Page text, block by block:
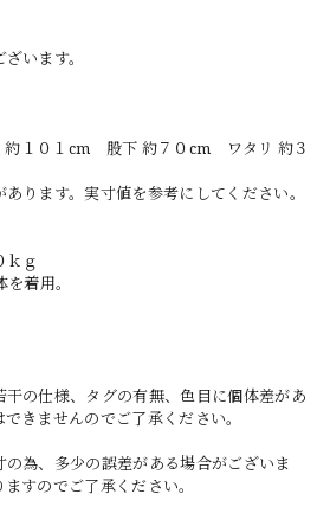
います。
１０１cm 股下 約７０cm ワタリ 約３
ります。実寸値を参考にしてください。
ｇ
着用。
の仕様、タグの有無、色目に個体差があ
きませんのでご了承ください。
為、多少の誤差がある場合がございま
すのでご了承ください。